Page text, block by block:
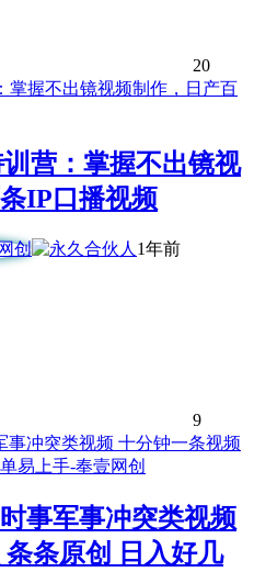
20
训营：掌握不出镜视
IP口播视频
1年前
9
事军事冲突类视频
条原创 日入好几